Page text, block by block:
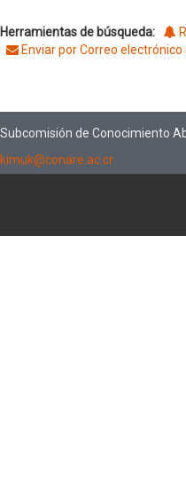
Herramientas de búsqueda:
Enviar por Correo
Subcomisión de Conocimiento
kimuk@conare.ac.cr